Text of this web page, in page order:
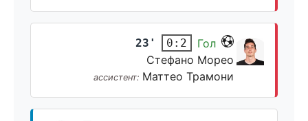
23' 0:2
Гол
Стефано Морео
ассистент: Маттео Трамони